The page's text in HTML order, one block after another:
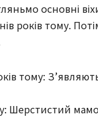
основні
років тому.
тому:
Шерстистий